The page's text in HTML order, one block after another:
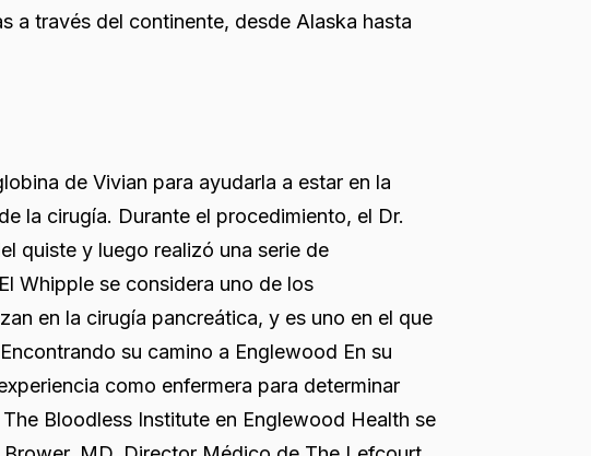
a través del continente, desde Alaska hasta
de Vivian para ayudarla a estar en la
la cirugía. Durante el procedimiento, el Dr.
quiste y luego realizó una serie de
Whipple se considera uno de los
en la cirugía pancreática, y es uno en el que
su camino a Englewood En su
como enfermera para determinar
Bloodless Institute en Englewood Health se